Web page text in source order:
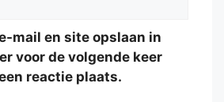
mail en site opslaan in
voor de volgende keer
reactie plaats.